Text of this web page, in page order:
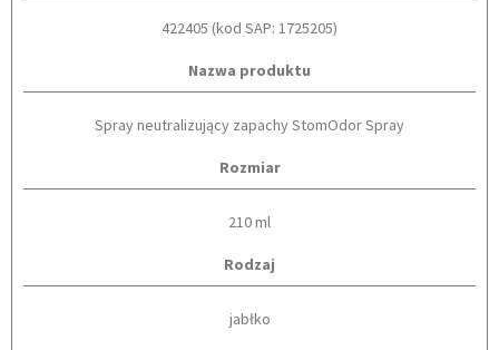
422405 (kod SAP: 1725205)
Nazwa produktu
Spray neutralizujący zapachy StomOdor Spray
Rozmiar
210 ml
Rodzaj
jabłko